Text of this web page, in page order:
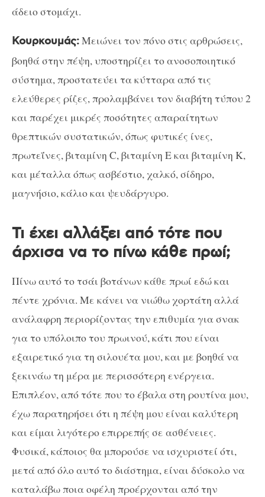
άδειο στομάχι.
Κουρκουμάς:Μειώνει τον πόνο στις αρθρώσεις,
βοηθά στην πέψη, υποστηρίζει το ανοσοποιητικό
σύστημα, προστατεύει τα κύτταρα από τις
ελεύθερες ρίζες, προλαμβάνει τον διαβήτη τύπου 2
και παρέχει μικρές ποσότητες απαραίτητων
θρεπτικών συστατικών, όπως φυτικές ίνες,
πρωτεΐνες, βιταμίνη C, βιταμίνη E και βιταμίνη Κ,
και μέταλλα όπως ασβέστιο, χαλκό, σίδηρο,
μαγνήσιο, κάλιο και ψευδάργυρο.
Τι έχει αλλάξει από τότε που
άρχισα να το πίνω κάθε πρωί;
Πίνω αυτό το τσάι βοτάνων κάθε πρωί εδώ και
πέντε χρόνια. Με κάνει να νιώθω χορτάτη αλλά
ανάλαφρη περιορίζοντας την επιθυμία για σνακ
για το υπόλοιπο του πρωινού, κάτι που είναι
εξαιρετικό για τη σιλουέτα μου, και με βοηθά να
ξεκινάω τη μέρα με περισσότερη ενέργεια.
Επιπλέον, από τότε που το έβαλα στη ρουτίνα μου,
έχω παρατηρήσει ότι η πέψη μου είναι καλύτερη
και είμαι λιγότερο επιρρεπής σε ασθένειες.
Φυσικά, κάποιος θα μπορούσε να ισχυριστεί ότι,
μετά από όλο αυτό το διάστημα, είναι δύσκολο να
καταλάβω ποια οφέλη προέρχονται από την